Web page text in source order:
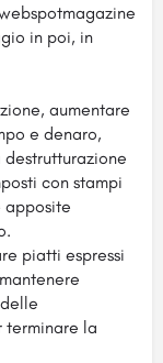
in poi, in
aumentare
e denaro,
con stampi
apposite
piatti espressi
terminare la